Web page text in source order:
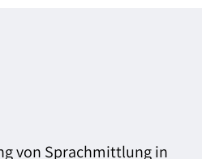
von Sprachmittlung in